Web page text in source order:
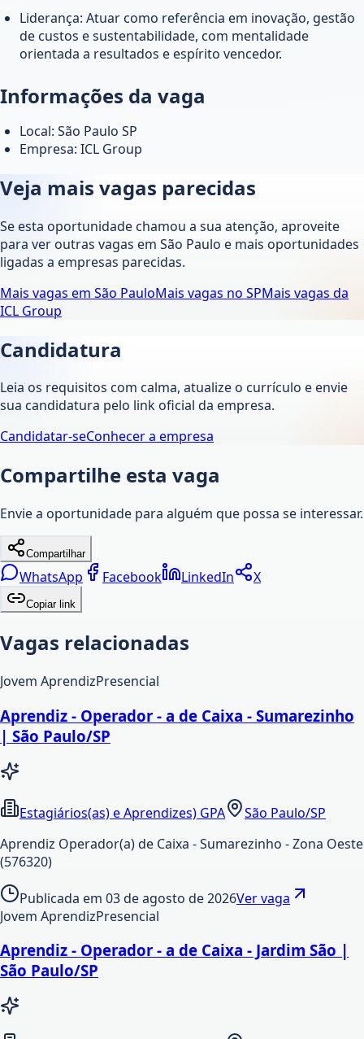
Liderança: Atuar como referência em inovação, gestão
de custos e sustentabilidade, com mentalidade
orientada a resultados e espírito vencedor.
Informações da vaga
Local: São Paulo SP
Empresa: ICL Group
Veja mais vagas parecidas
Se esta oportunidade chamou a sua atenção, aproveite
para ver outras vagas em São Paulo e mais oportunidades
ligadas a empresas parecidas.
Mais vagas em São PauloMais vagas no SPMais vagas da
ICL Group
Candidatura
Leia os requisitos com calma, atualize o currículo e envie
sua candidatura pelo link oficial da empresa.
Candidatar-seConhecer a empresa
Compartilhe esta vaga
Envie a oportunidade para alguém que possa se interessar.
Compartilhar
WhatsApp Facebook LinkedIn X
Copiar link
Vagas relacionadas
Jovem AprendizPresencial
Aprendiz - Operador - a de Caixa - Sumarezinho
| São Paulo/SP
Estagiários(as) e Aprendizes) GPA
São Paulo/SP
Aprendiz Operador(a) de Caixa - Sumarezinho - Zona Oeste
(576320)
Publicada em 03 de agosto de 2026Ver vaga
Jovem AprendizPresencial
Aprendiz - Operador - a de Caixa - Jardim São |
São Paulo/SP